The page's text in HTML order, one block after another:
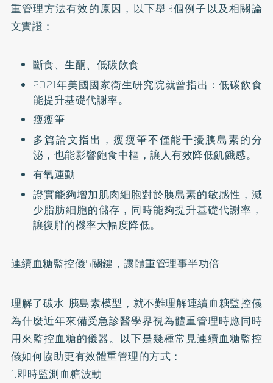
重管理方法有效的原因，以下舉3個例子以及相關論
文實證：
斷食、生酮、低碳飲食
2021年美國國家衛生研究院就曾指出：低碳飲食
能提升基礎代謝率。
瘦瘦筆
多篇論文指出，瘦瘦筆不僅能干擾胰島素的分
泌，也能影響飽食中樞，讓人有效降低飢餓感。
有氧運動
證實能夠增加肌肉細胞對於胰島素的敏感性，減
少脂肪細胞的儲存，同時能夠提升基礎代謝率，
讓復胖的機率大幅度降低。
連續血糖監控儀5關鍵，讓體重管理事半功倍
理解了碳水-胰島素模型，就不難理解連續血糖監控儀
為什麼近年來備受急診醫學界視為體重管理時應同時
用來監控血糖的儀器。以下是幾種常見連續血糖監控
儀如何協助更有效體重管理的方式：
1.即時監測血糖波動